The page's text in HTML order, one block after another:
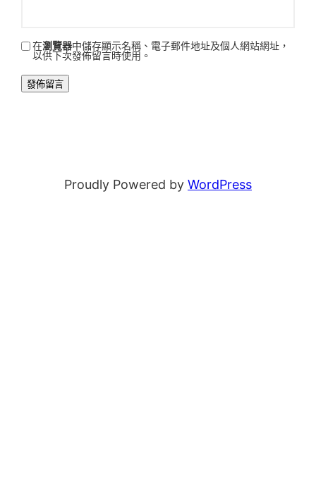
在瀏覽器中儲存顯示名稱、電子郵件地址及個人網站網址，
以供下次發佈留言時使用。
Proudly Powered by WordPress